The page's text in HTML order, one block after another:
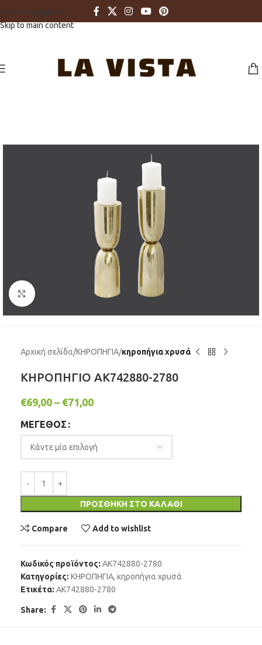
Skip to navigation
Skip to main content
Click to enlarge
Αρχική σελίδα ΚΗΡΟΠΗΓΙΑ κηροπήγια χρυσά
ΚΗΡΟΠΗΓΙΟ AK742880-2780
€69,00 – €71,00
ΜΕΓΕΘΟΣ
ΠΡΟΣΘΉΚΗ ΣΤΟ ΚΑΛΆΘΙ
Compare Add to wishlist
Κωδικός προϊόντος: AK742880-2780
Κατηγορίες: ΚΗΡΟΠΗΓΙΑ, κηροπήγια χρυσά
Ετικέτα: AK742880-2780
Share: